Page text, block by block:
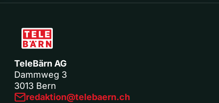
TeleBärn AG
Dammweg 3
3013 Bern
redaktion@telebaern.ch